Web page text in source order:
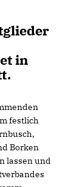
in
festlich
Borken
lassen und